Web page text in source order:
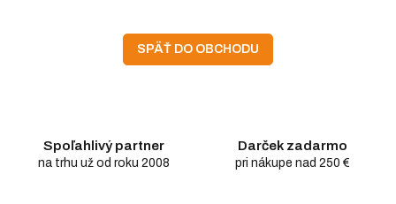
SPÄŤ DO OBCHODU
Spoľahlivý partner
na trhu už od roku 2008
Darček zadarmo
pri nákupe nad 250 €